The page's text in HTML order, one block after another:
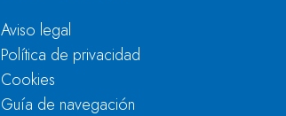
Aviso legal
Política de privacidad
Cookies
Guía de navegación